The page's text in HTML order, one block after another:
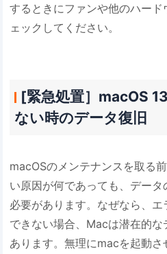
するときにファンや他のハー
ェックしてください。
[緊急処置］macOS
ない時のデータ復旧
macOSのメンテナンスを取る
い原因が何であっても、デー
必要があります。なぜなら、
できない場合、Macは潜在的
あります。無理にmacを起動さ